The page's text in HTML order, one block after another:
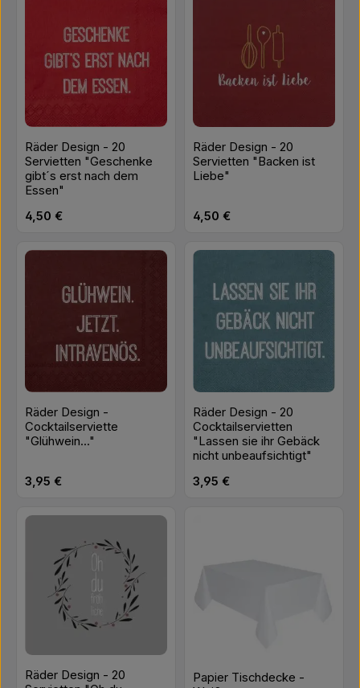
Räder Design - 20
Servietten "Geschenke
gibt´s erst nach dem
Essen"
Regulärer Preis:
4,50 €
Räder Design - 20
Servietten "Backen ist
Liebe"
Regulärer Preis:
4,50 €
Räder Design -
Cocktailserviette
"Glühwein..."
Regulärer Preis:
3,95 €
Räder Design - 20
Cocktailservietten
"Lassen sie ihr Gebäck
nicht unbeaufsichtigt"
Regulärer Preis:
3,95 €
Räder Design - 20
Papier Tischdecke -